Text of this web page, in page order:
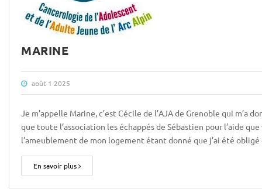
MARINE
août 1 2025
Je m’appelle Marine, c’est Cécile de l’AJA de Grenoble qui m’a
que toute l’association les échappés de Sébastien pour l’aide
l’ameublement de mon logement étant donné que j’ai été
En savoir plus